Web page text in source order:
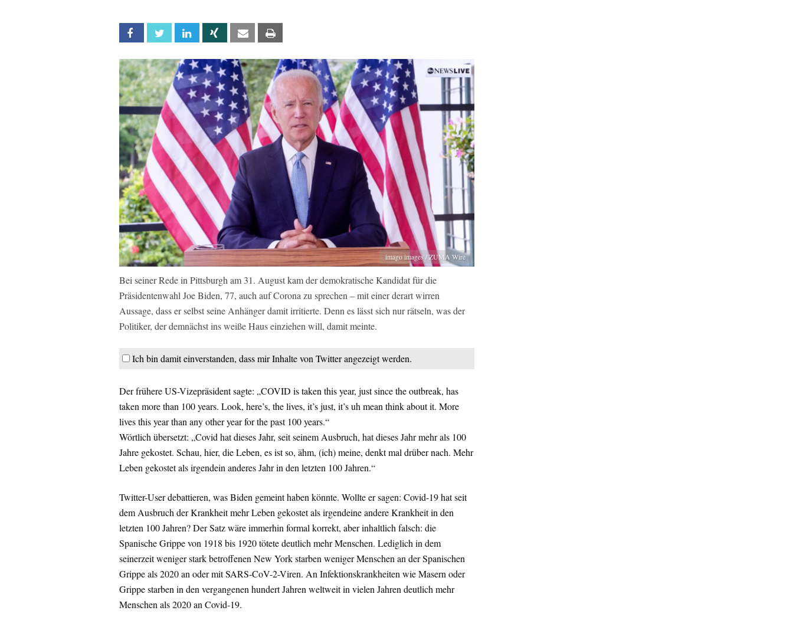
Facebook Twitter Linkedin Xing Email
imago images / ZUMA Wire
Bei seiner Rede in Pittsburgh am 31. August kam der demokratische Kandidat für die
Präsidentenwahl Joe Biden, 77, auch auf Corona zu sprechen – mit einer derart wirren
Aussage, dass er selbst seine Anhänger damit irritierte. Denn es lässt sich nur rätseln, was der
Politiker, der demnächst ins weiße Haus einziehen will, damit meinte.
Ich bin damit einverstanden, dass mir Inhalte von Twitter angezeigt werden.
Der frühere US-Vizepräsident sagte: „COVID is taken this year, just since the outbreak, has
taken more than 100 years. Look, here’s, the lives, it’s just, it’s uh mean think about it. More
lives this year than any other year for the past 100 years.“
Wörtlich übersetzt: „Covid hat dieses Jahr, seit seinem Ausbruch, hat dieses Jahr mehr als 100
Jahre gekostet. Schau, hier, die Leben, es ist so, ähm, (ich) meine, denkt mal drüber nach. Mehr
Leben gekostet als irgendein anderes Jahr in den letzten 100 Jahren.“
Twitter-User debattieren, was Biden gemeint haben könnte. Wollte er sagen: Covid-19 hat seit
dem Ausbruch der Krankheit mehr Leben gekostet als irgendeine andere Krankheit in den
letzten 100 Jahren? Der Satz wäre immerhin formal korrekt, aber inhaltlich falsch: die
Spanische Grippe von 1918 bis 1920 tötete deutlich mehr Menschen. Lediglich in dem
seinerzeit weniger stark betroffenen New York starben weniger Menschen an der Spanischen
Grippe als 2020 an oder mit SARS-CoV-2-Viren. An Infektionskrankheiten wie Masern oder
Grippe starben in den vergangenen hundert Jahren weltweit in vielen Jahren deutlich mehr
Menschen als 2020 an Covid-19.